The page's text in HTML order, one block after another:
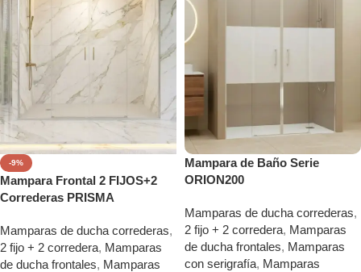
-9%
Mampara Frontal 2 FIJOS+2
Correderas PRISMA
Mamparas de ducha correderas,
2 fijo + 2 corredera, Mamparas
de ducha frontales, Mamparas
Mampara de Baño Serie
ORION200
Mamparas de ducha correderas,
2 fijo + 2 corredera, Mamparas
de ducha frontales, Mamparas
con serigrafía, Mamparas